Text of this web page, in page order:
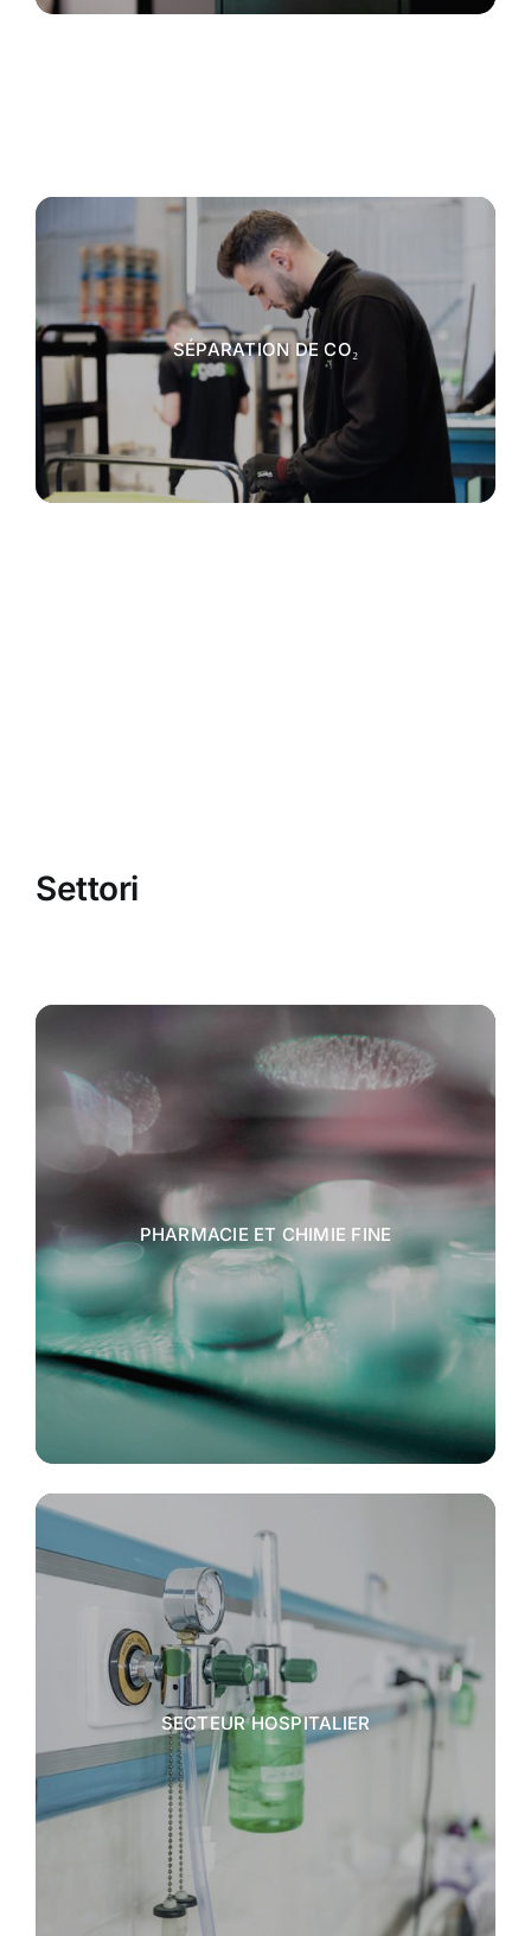
SÉPARATION DE CO₂
Settori
PHARMACIE ET CHIMIE FINE
SECTEUR HOSPITALIER